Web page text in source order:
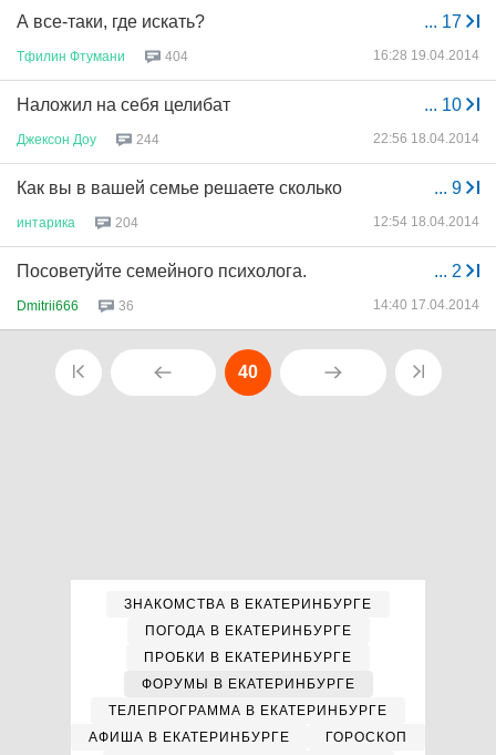
... 17
А все-таки, где искать?
Тфилин Фтумани 404 16:28 19.04.2014
... 10
Наложил на себя целибат
Джексон Доу 244 22:56 18.04.2014
... 9
Как вы в вашей семье решаете сколько
интарика 204 12:54 18.04.2014
... 2
Посоветуйте семейного психолога.
Dmitrii666 36 14:40 17.04.2014
40
ЗНАКОМСТВА В ЕКАТЕРИНБУРГЕ
ПОГОДА В ЕКАТЕРИНБУРГЕ
ПРОБКИ В ЕКАТЕРИНБУРГЕ
ФОРУМЫ В ЕКАТЕРИНБУРГЕ
ТЕЛЕПРОГРАММА В ЕКАТЕРИНБУРГЕ
АФИША В ЕКАТЕРИНБУРГЕ
ГОРОСКОП